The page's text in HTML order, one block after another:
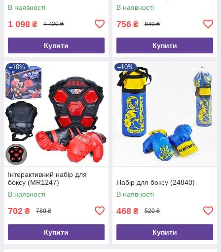
В наявності
1 098 ₴ 1 220 ₴
Купити
В наявності
756 ₴ 840 ₴
Купити
–10%
Інтерактивний набір для
боксу (MR1247)
В наявності
702 ₴ 780 ₴
Купити
–10%
Набір для боксу (24840)
В наявності
468 ₴ 520 ₴
Купити